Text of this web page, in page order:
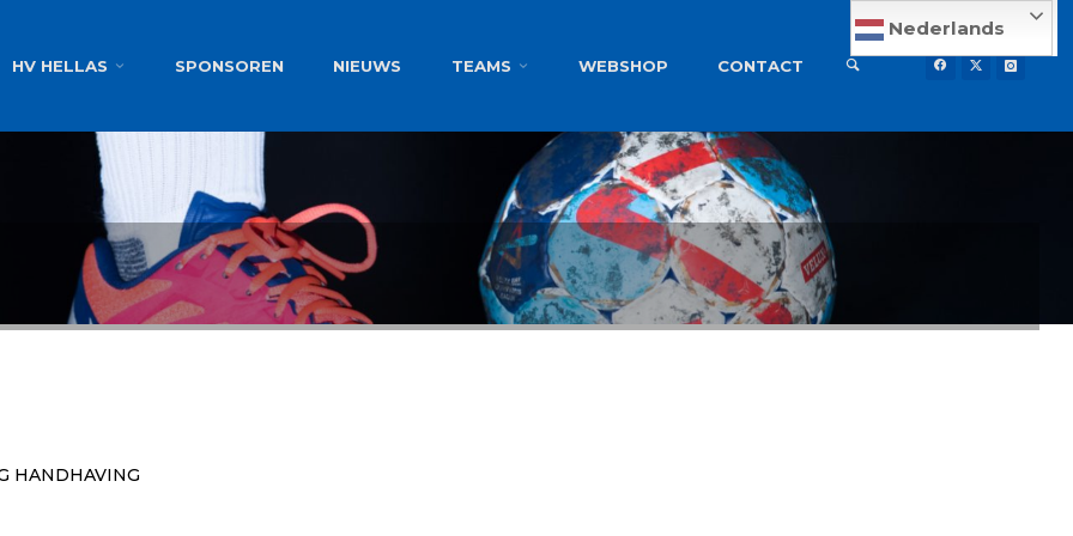
HV HELLAS SPONSOREN NIEUWS TEAMS WEBSHOP CONTACT
Nederlands
HANDHAVING